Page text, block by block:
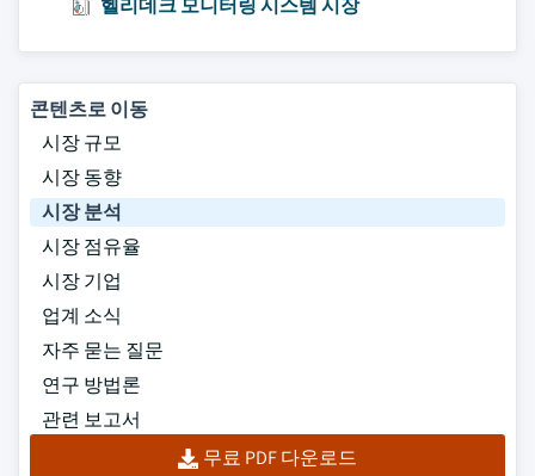
헬리데크 모니터링 시스템 시장
콘텐츠로 이동
시장 규모
시장 동향
시장 분석
시장 점유율
시장 기업
업계 소식
자주 묻는 질문
연구 방법론
관련 보고서
무료 PDF 다운로드